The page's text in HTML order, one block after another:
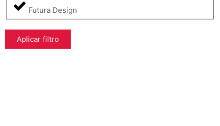
Futura Design
Aplicar filtro